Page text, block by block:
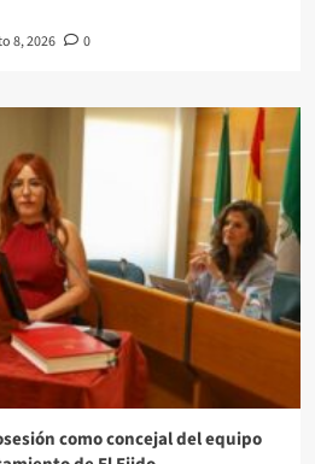
8, 2026 0
como concejal del equipo